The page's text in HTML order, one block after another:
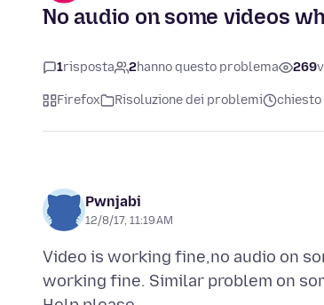
No audio on some videos
1risposta 2hanno questo problema 269
Firefox Risoluzione dei problemi chiesto
Pwnjabi
12/8/17, 11:19 AM
Video is working fine,no audio on
working fine. Similar problem on